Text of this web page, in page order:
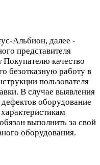
Альбион, далее -
представителя
Покупателю качество
безотказную работу в
пользователя
В случае выявления
оборудование
выполнить за свой
оборудования.